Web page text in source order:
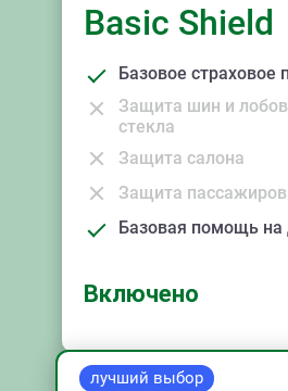
Basic Shield
Базовое страховое
Защита шин и
стекла
Защита салона
Защита
Базовая помощь на
Включено
лучший выбор